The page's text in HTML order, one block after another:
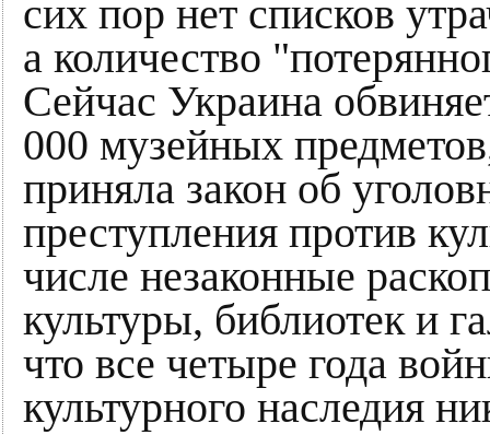
сих пор нет списков
а количество
Сейчас Украина
000 музейных
приняла закон об
преступления против
числе незаконные
культуры, библиотек и
что все четыре года
культурного наследия